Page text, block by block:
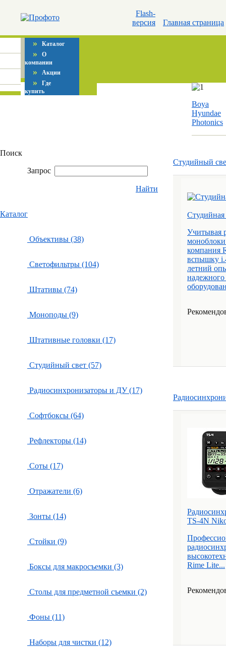
Flash-
версия
Главная страница
» Каталог
» О
компании
» Акции
» Где
купить
Boya
Hyundae
Photonics
Поиск
Запрос
Найти
Каталог
Объективы (38)
Светофильтры (104)
Штативы (74)
Моноподы (9)
Штативные головки (17)
Студийный свет (57)
Радиосинхронизаторы и ДУ (17)
Софтбоксы (64)
Рефлекторы (14)
Соты (17)
Отражатели (6)
Зонты (14)
Стойки (9)
Боксы для макросъемки (3)
Столы для предметной съемки (2)
Фоны (11)
Наборы для чистки (12)
Студийный
Учитывая
компания
вспышку
летний
надежного
TS-4N
Rime Lite...